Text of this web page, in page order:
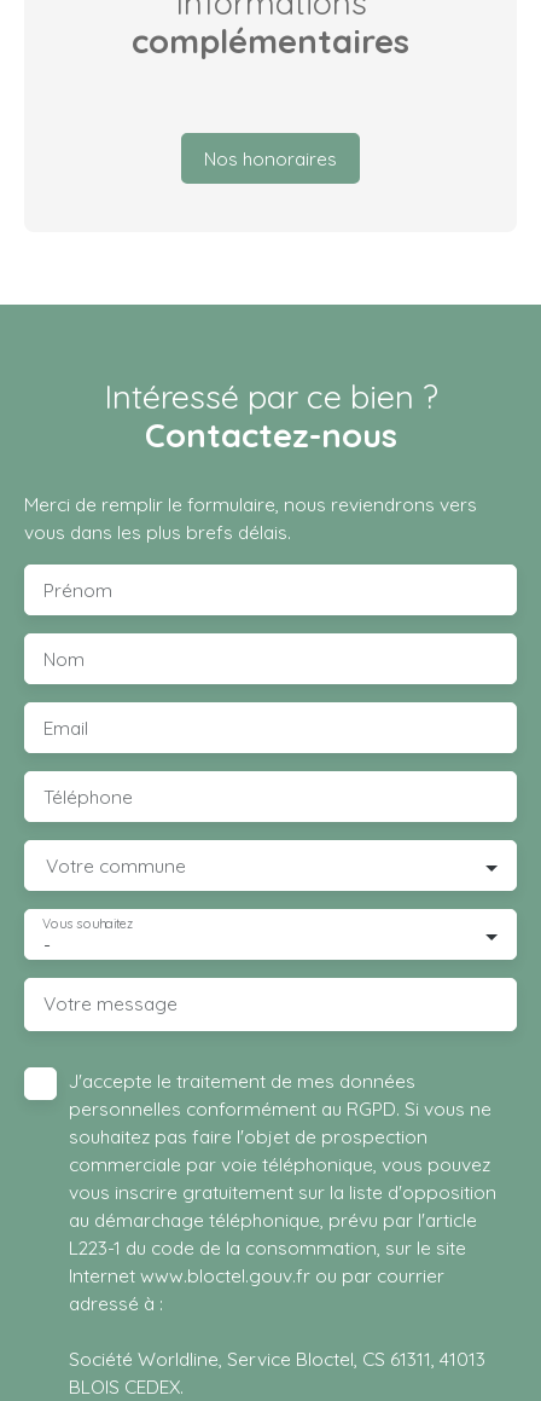
complémentaires
Nos honoraires
Intéressé par ce bien ?
Contactez-nous
Merci de remplir le formulaire, nous reviendrons vers
vous dans les plus brefs délais.
Prénom
Nom
Email
Téléphone
Votre commune
-
Vous souhaitez
Votre message
J'accepte le traitement de mes données
personnelles conformément au RGPD. Si vous ne
souhaitez pas faire l'objet de prospection
commerciale par voie téléphonique, vous pouvez
vous inscrire gratuitement sur la liste d'opposition
au démarchage téléphonique, prévu par l'article
L223-1 du code de la consommation, sur le site
Internet www.bloctel.gouv.fr ou par courrier
adressé à :
Société Worldline, Service Bloctel, CS 61311, 41013
BLOIS CEDEX.